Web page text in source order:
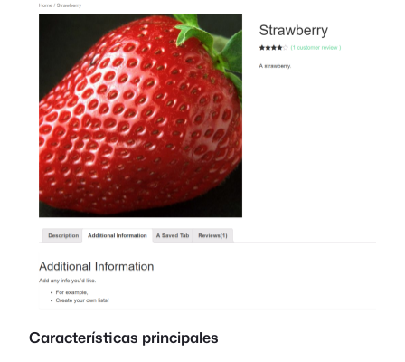
Características principales